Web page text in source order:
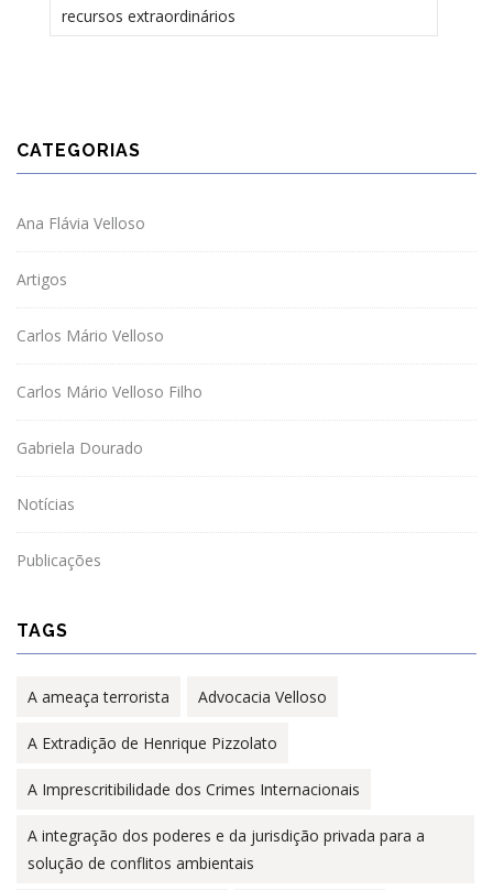
recursos extraordinários
CATEGORIAS
Ana Flávia Velloso
Artigos
Carlos Mário Velloso
Carlos Mário Velloso Filho
Gabriela Dourado
Notícias
Publicações
TAGS
A ameaça terrorista Advocacia Velloso
A Extradição de Henrique Pizzolato
A Imprescritibilidade dos Crimes Internacionais
A integração dos poderes e da jurisdição privada para a
solução de conflitos ambientais